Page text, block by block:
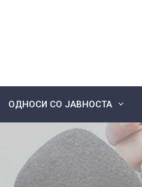
ОДНОСИ СО ЈАВНОСТА